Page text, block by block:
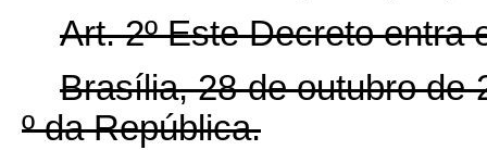
Art. 2º Este Decreto entra
Brasília, 28 de outubro de
ºda República.